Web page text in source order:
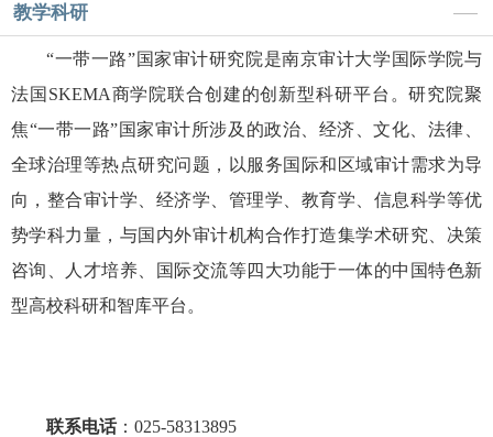
教学科研
“一带一路”国家审计研究院是南京审计大学国际学院与
法国SKEMA商学院联合创建的创新型科研平台。研究院聚
焦“一带一路”国家审计所涉及的政治、经济、文化、法律、
全球治理等热点研究问题，以服务国际和区域审计需求为导
向，整合审计学、经济学、管理学、教育学、信息科学等优
势学科力量，与国内外审计机构合作打造集学术研究、决策
咨询、人才培养、国际交流等四大功能于一体的中国特色新
型高校科研和智库平台。
联系电话：025-58313895